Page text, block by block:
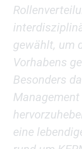
gewählt, um
Vorhabens
Besonders
eine